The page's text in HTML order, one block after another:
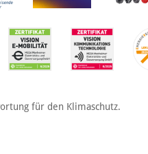
für den Klimaschutz.